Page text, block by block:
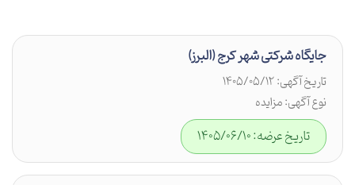
جایگاه شرکتی شهر کرج (البرز)
تاریخ آگهی: 1405/05/12
نوع آگهی: مزایده
تاریخ عرضه: 1405/06/10